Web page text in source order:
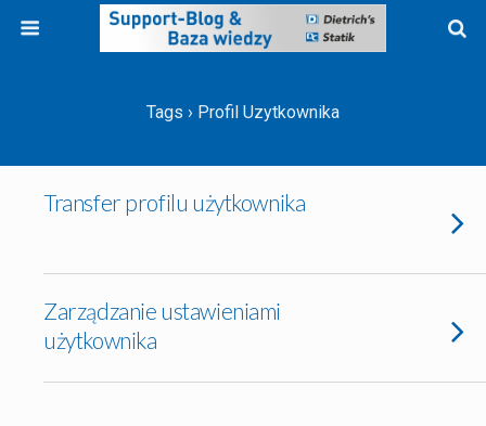
Tags › Profil Uzytkownika
Transfer profilu użytkownika
Zarządzanie ustawieniami
użytkownika